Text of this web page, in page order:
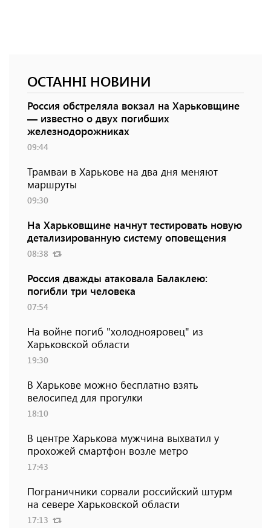
ОСТАННІ НОВИНИ
Россия обстреляла вокзал на Харьковщине
— известно о двух погибших
железнодорожниках
09:44
Трамваи в Харькове на два дня меняют
маршруты
09:30
На Харьковщине начнут тестировать новую
детализированную систему оповещения
08:38
Россия дважды атаковала Балаклею:
погибли три человека
07:54
На войне погиб "холоднояровец" из
Харьковской области
19:30
В Харькове можно бесплатно взять
велосипед для прогулки
18:10
В центре Харькова мужчина выхватил у
прохожей смартфон возле метро
17:43
Пограничники сорвали российский штурм
на севере Харьковской области
17:13